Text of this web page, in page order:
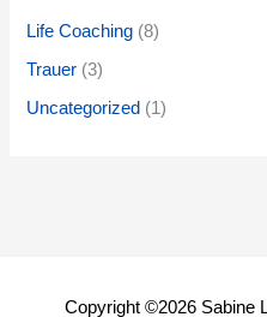
Life Coaching (8)
Trauer (3)
Uncategorized (1)
Copyright ©2026 Sabine